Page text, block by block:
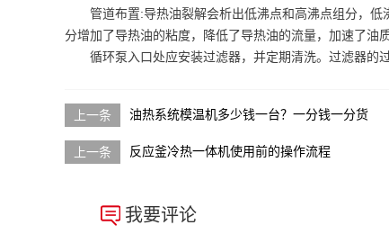
管道布置:导热油裂解会析出低沸点和高沸点组分，
分增加了导热油的粘度，降低了导热油的流量，加速了油
循环泵入口处应安装过滤器，并定期清洗。过滤器的
油热系统模温机多少钱一台？一分钱一分货
反应釜冷热一体机使用前的操作流程
我要评论